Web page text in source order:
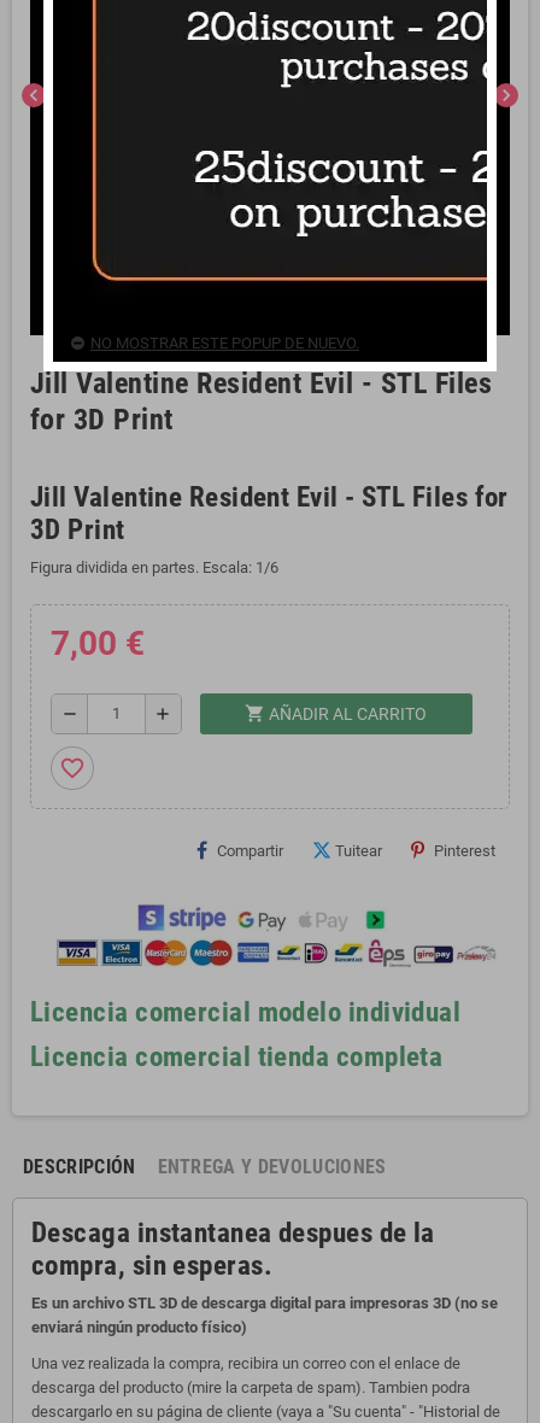
chevron_left chevron_right
Jill Valentine Resident Evil - STL Files
for 3D Print
Jill Valentine Resident Evil - STL Files for
3D Print
Figura dividida en partes. Escala: 1/6
7,00 €
remove add shopping_cart AÑADIR AL CARRITO
favorite_border
Compartir Tuitear Pinterest
Licencia comercial modelo individual
Licencia comercial tienda completa
DESCRIPCIÓN ENTREGA Y DEVOLUCIONES
Descaga instantanea despues de la
compra, sin esperas.
Es un archivo STL 3D de descarga digital para impresoras 3D (no se
enviará ningún producto físico)
Una vez realizada la compra, recibira un correo con el enlace de
descarga del producto (mire la carpeta de spam). Tambien podra
descargarlo en su página de cliente (vaya a "Su cuenta" - "Historial de
NO MOSTRAR ESTE POPUP DE NUEVO.